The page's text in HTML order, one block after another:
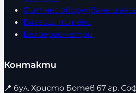
Фитнес оборудване и
Бягащи пътеки
Велоергометри
Контакти
📍 бул. Христо Ботев 67 гр.